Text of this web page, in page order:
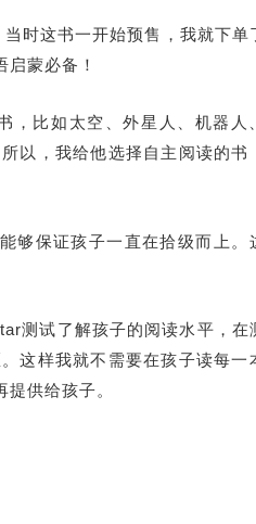
当时这书一开始预售，我就下单
蒙必备！
，比如太空、外星人、机器人
以，我给他选择自主阅读的书
够保证孩子一直在拾级而上。
测试了解孩子的阅读水平，在
这样我就不需要在孩子读每一
供给孩子。